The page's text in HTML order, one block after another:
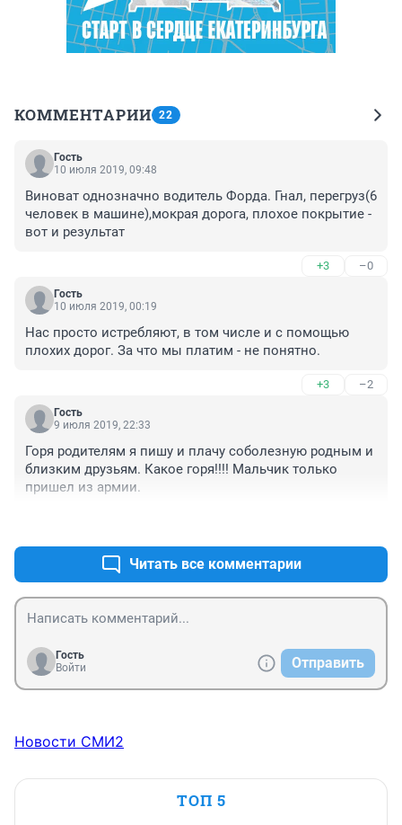
КОММЕНТАРИИ 22
Гость
10 июля 2019, 09:48
Виноват однозначно водитель Форда. Гнал, перегруз(6
человек в машине),мокрая дорога, плохое покрытие -
вот и результат
+3 –0
Гость
10 июля 2019, 00:19
Нас просто истребляют, в том числе и с помощью
плохих дорог. За что мы платим - не понятно.
+3 –2
Гость
9 июля 2019, 22:33
Горя родителям я пишу и плачу соболезную родным и
близким друзьям. Какое горя!!!! Мальчик только
пришел из армии.
Читать все комментарии
Гость
Войти
Отправить
Новости СМИ2
ТОП 5